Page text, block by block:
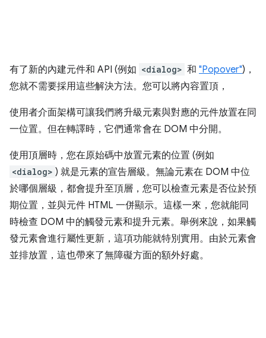
有了新的內建元件和 API (例如 <dialog> 和 "Popover")，
您就不需要採用這些解決方法。您可以將內容置頂，
使用者介面架構可讓我們將升級元素與對應的元件放置在同
一位置。但在轉譯時，它們通常會在 DOM 中分開。
使用頂層時，您在原始碼中放置元素的位置 (例如
<dialog> ) 就是元素的宣告層級。無論元素在 DOM 中位
於哪個層級，都會提升至頂層，您可以檢查元素是否位於預
期位置，並與元件 HTML 一併顯示。這樣一來，您就能同
時檢查 DOM 中的觸發元素和提升元素。舉例來說，如果觸
發元素會進行屬性更新，這項功能就特別實用。由於元素會
並排放置，這也帶來了無障礙方面的額外好處。